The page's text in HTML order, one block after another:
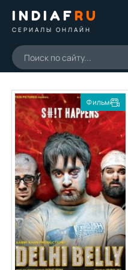
INDIAFRU
СЕРИАЛЫ ОНЛАЙН
Фильм